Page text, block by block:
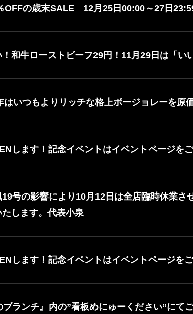
OFFの歳末SALE 12月25日00:00～27日
和牛ローストビーフ29円！11月29日は「い
いつもよりリッチな格上ボージョレーを原
します！記念イベントはイベントページを
号の影響により10月12日は全店臨時休業さ
します。代表小泉
します！記念イベントはイベントページを
ランチ』内の”看板めにゅーください”にて